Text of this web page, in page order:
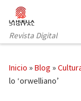
Saltar al contenido
Revista Digital
Inicio »Blog »
lo ‘orwelliano’